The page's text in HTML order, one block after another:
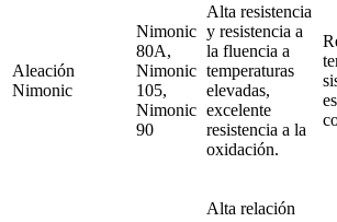
Aleación
Nimonic
Nimonic
80A,
Nimonic
105,
Nimonic
90
Alta resistencia
y resistencia a
la fluencia a
temperaturas
elevadas,
excelente
resistencia a la
oxidación.
Alta relación